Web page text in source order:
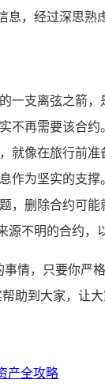
，经过深思熟
一支离弦之箭
不再需要该合约
就像在旅行前
作为坚实的支撑
，删除合约可能
源不明的合约，
情，只要你严
助到大家，让
产全攻略